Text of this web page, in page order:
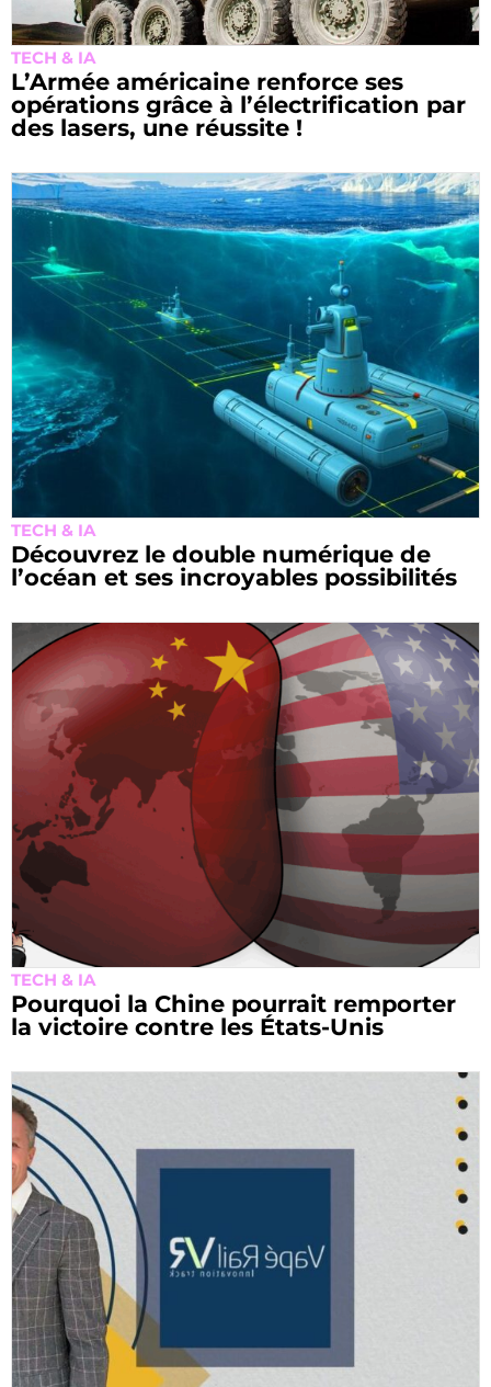
TECH & IA
L’Armée américaine renforce ses
opérations grâce à l’électrification par
des lasers, une réussite !
TECH & IA
Découvrez le double numérique de
l’océan et ses incroyables possibilités
TECH & IA
Pourquoi la Chine pourrait remporter
la victoire contre les États-Unis